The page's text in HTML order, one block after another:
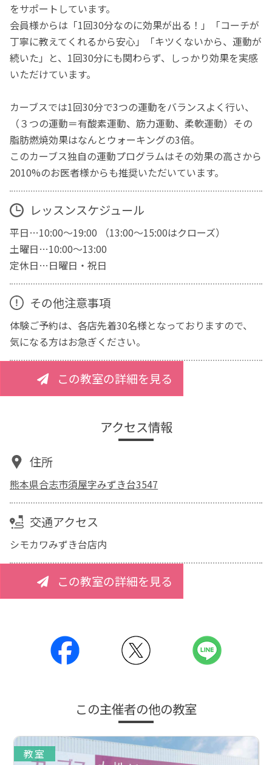
をサポートしています。
会員様からは「1回30分なのに効果が出る！」「コーチが
丁寧に教えてくれるから安心」「キツくないから、運動が
続いた」と、1回30分にも関わらず、しっかり効果を実感
いただけています。
カーブスでは1回30分で3つの運動をバランスよく行い、
（３つの運動＝有酸素運動、筋力運動、柔軟運動）その
脂肪燃焼効果はなんとウォーキングの3倍。
このカーブス独自の運動プログラムはその効果の高さから
2010%のお医者様からも推奨いただいています。
レッスンスケジュール
平日…10:00～19:00 （13:00～15:00はクローズ）
土曜日…10:00～13:00
定休日…日曜日・祝日
その他注意事項
体験ご予約は、各店先着30名様となっておりますので、
気になる方はお急ぎください。
この教室の詳細を見る
アクセス情報
住所
熊本県合志市須屋字みずき台3547
交通アクセス
シモカワみずき台店内
この教室の詳細を見る
この主催者の他の教室
教室